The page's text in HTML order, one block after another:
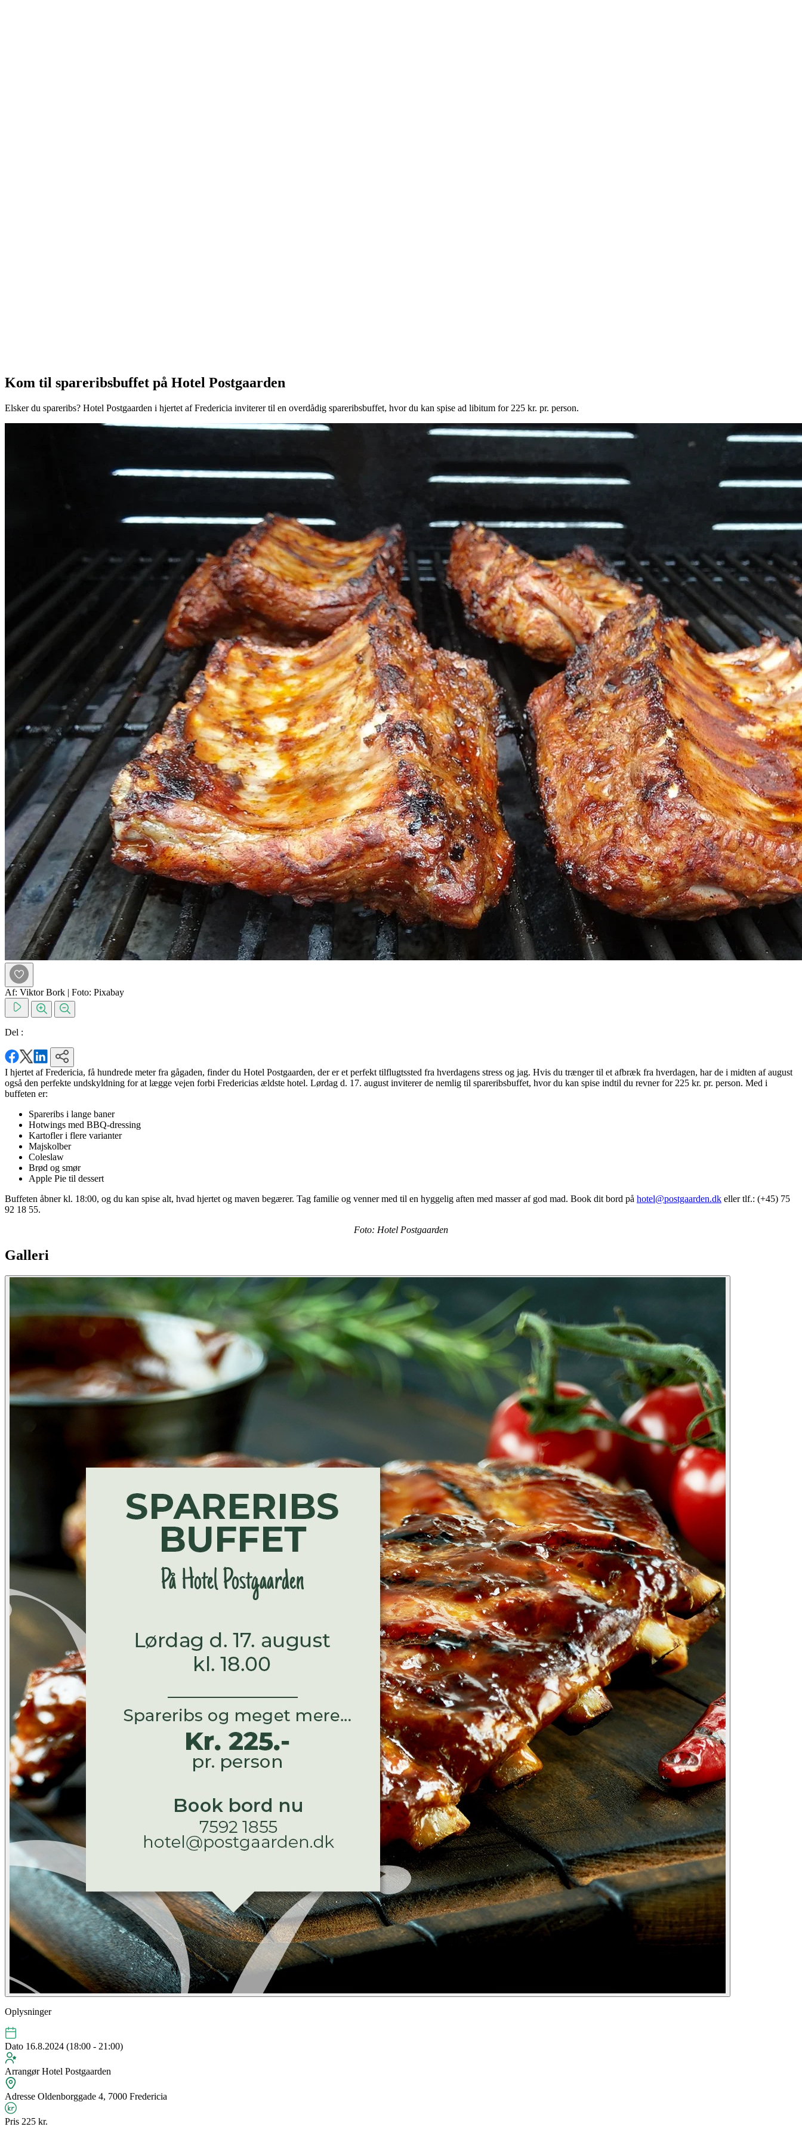
Kom til spareribsbuffet på Hotel Postgaarden
Elsker du spareribs? Hotel Postgaarden i hjertet af Fredericia inviterer til en overdådig spareribsbuffet, hvor du kan spise ad libitum for 225 kr. pr. person.
Af: Viktor Bork | Foto: Pixabay
Del :
I hjertet af Fredericia, få hundrede meter fra gågaden, finder du Hotel Postgaarden, der er et perfekt tilflugtssted fra hverdagens stress og jag. Hvis du trænger til et afbræk fra hverdagen, har de i midten af august
også den perfekte undskyldning for at lægge vejen forbi Fredericias ældste hotel. Lørdag d. 17. august inviterer de nemlig til spareribsbuffet, hvor du kan spise indtil du revner for 225 kr. pr. person. Med i
buffeten er:
Spareribs i lange baner
Hotwings med BBQ-dressing
Kartofler i flere varianter
Majskolber
Coleslaw
Brød og smør
Apple Pie til dessert
Buffeten åbner kl. 18:00, og du kan spise alt, hvad hjertet og maven begærer. Tag familie og venner med til en hyggelig aften med masser af god mad. Book dit bord på hotel@postgaarden.dk eller tlf.: (+45) 75
92 18 55.
Foto: Hotel Postgaarden
Galleri
Oplysninger
Dato 16.8.2024 (18:00 - 21:00)
Arrangør Hotel Postgaarden
Adresse Oldenborggade 4, 7000 Fredericia
Pris 225 kr.